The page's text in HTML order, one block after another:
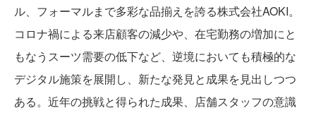
ル、フォーマルまで多彩な品揃えを誇る株式会社AOKI。
コロナ禍による来店顧客の減少や、在宅勤務の増加にと
もなうスーツ需要の低下など、逆境においても積極的な
デジタル施策を展開し、新たな発見と成果を見出しつつ
ある。近年の挑戦と得られた成果、店舗スタッフの意識